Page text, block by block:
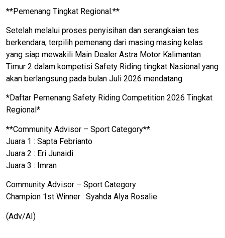
**Pemenang Tingkat Regional.**
Setelah melalui proses penyisihan dan serangkaian tes
berkendara, terpilih pemenang dari masing masing kelas
yang siap mewakili Main Dealer Astra Motor Kalimantan
Timur 2 dalam kompetisi Safety Riding tingkat Nasional yang
akan berlangsung pada bulan Juli 2026 mendatang
*Daftar Pemenang Safety Riding Competition 2026 Tingkat
Regional*
**Community Advisor – Sport Category**
Juara 1 : Sapta Febrianto
Juara 2 : Eri Junaidi
Juara 3 : Imran
Community Advisor – Sport Category
Champion 1st Winner : Syahda Alya Rosalie
(Adv/AI)